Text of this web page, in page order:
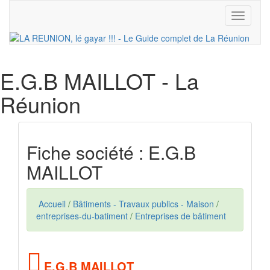
Toggle
E.G.B MAILLOT - La
Réunion
Fiche société : E.G.B
MAILLOT
Accueil / Bâtiments - Travaux publics - Maison /
entreprises-du-batiment / Entreprises de bâtiment
E.G.B MAILLOT